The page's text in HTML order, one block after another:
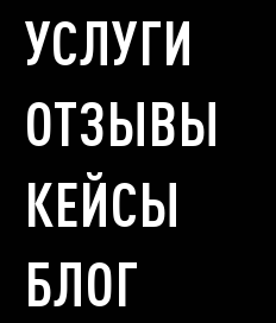
УСЛУГИ
ОТЗЫВЫ
КЕЙСЫ
БЛОГ